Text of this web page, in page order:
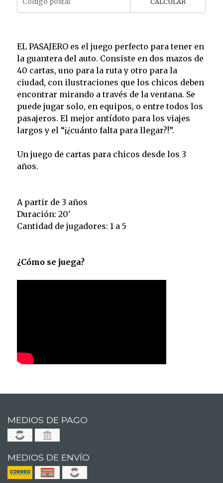
EL PASAJERO es el juego perfecto para tener en
la guantera del auto. Consiste en dos mazos de
40 cartas, uno para la ruta y otro para la
ciudad, con ilustraciones que los chicos deben
encontrar mirando a través de la ventana. Se
puede jugar solo, en equipos, o entre todos los
pasajeros. El mejor antídoto para los viajes
largos y el “¡¿cuánto falta para llegar?!”.
Un juego de cartas para chicos desde los 3
años.
A partir de 3 años
Duración: 20'
Cantidad de jugadores: 1 a 5
¿Cómo se juega?
MEDIOS DE PAGO
MEDIOS DE ENVÍO